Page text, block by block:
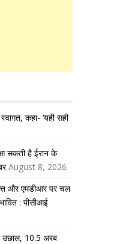
कहा- ‘यही सही
आ सकती है ईरान के
August 8, 2026
और एमडीआर पर चल
: पीसीआई
उछाल, 10.5 अरब